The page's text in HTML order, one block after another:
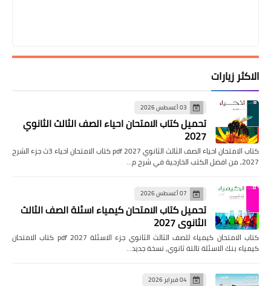
الاكثر زيارات
03 أغسطس 2026
تحميل كتاب الامتحان احياء الصف الثالث الثانوي
2027
كتاب الامتحان احياء الصف الثالث الثانوي pdf 2027 كتاب الامتحان احياء 3ث جزء الشرح
2027, من افضل الكتب الخارجية في شرح م…
07 أغسطس 2026
تحميل كتاب الامتحان كيمياء اسئلة الصف الثالث
الثانوي 2027
كتاب الامتحان كيمياء للصف الثالث الثانوي جزء الاسئلة pdf 2027 كتاب الامتحان
كيمياء بنك الاسئلة تالتة ثانوي, نسخة جديد…
04 فبراير 2026